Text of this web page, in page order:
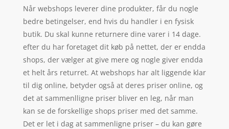
Når webshops leverer dine produkter, får du nogle
bedre betingelser, end hvis du handler i en fysisk
butik. Du skal kunne returnere dine varer i 14 dage.
efter du har foretaget dit køb på nettet, der er endda
shops, der vælger at give mere og nogle giver endda
et helt års returret. At webshops har alt liggende klar
til dig online, betyder også at deres priser online, og
det at sammenlligne priser bliver en leg, når man
kan se de forskellige shops priser med det samme.
Det er let i dag at sammenligne priser – du kan gøre